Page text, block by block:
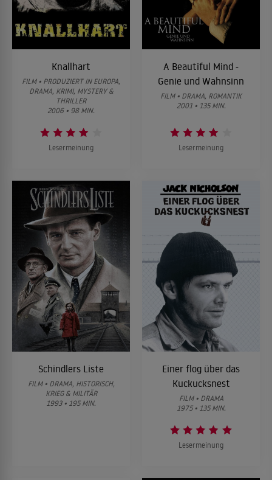
Knallhart
FILM • PRODUZIERT IN EUROPA,
DRAMA, KRIMI, MYSTERY &
THRILLER
2006 • 98 MIN.
Lesermeinung
A Beautiful Mind -
Genie und Wahnsinn
FILM • DRAMA, ROMANTIK
2001 • 135 MIN.
Lesermeinung
Schindlers Liste
FILM • DRAMA, HISTORISCH,
KRIEG & MILITÄR
1993 • 195 MIN.
Einer flog über das
Kuckucksnest
FILM • DRAMA
1975 • 135 MIN.
Lesermeinung